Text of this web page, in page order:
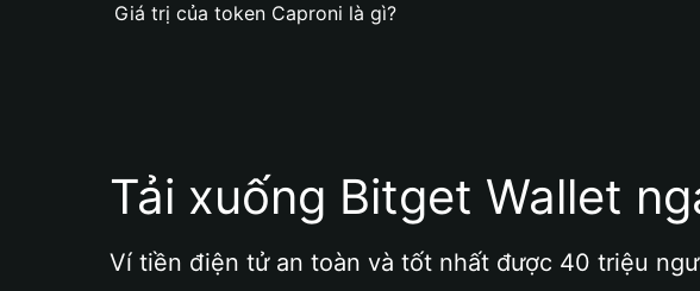
Giá trị của token Caproni là gì?
Tải xuống Bitget Wallet
Ví tiền điện tử an toàn và tốt nhất được 40 triệu